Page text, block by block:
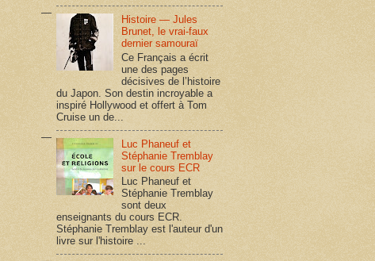
Histoire — Jules
Brunet, le vrai-faux
dernier samouraï
Ce Français a écrit
une des pages
décisives de l’histoire
du Japon. Son destin incroyable a
inspiré Hollywood et offert à Tom
Cruise un de...
Luc Phaneuf et
Stéphanie Tremblay
sur le cours ECR
Luc Phaneuf et
Stéphanie Tremblay
sont deux
enseignants du cours ECR.
Stéphanie Tremblay est l'auteur d'un
livre sur l'histoire ...